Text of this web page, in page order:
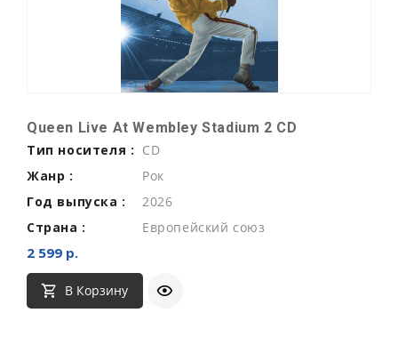
Queen Live At Wembley Stadium 2 CD
Тип носителя : CD
Жанр :
Рок
Год выпуска :
2026
Страна :
Европейский союз
2 599 р.
В Корзину